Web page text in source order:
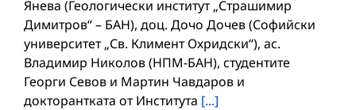
Янева (Геологически институт „Страшимир
Димитров“ – БАН), доц. Дочо Дочев (Софийски
университет „Св. Климент Охридски“), ас.
Владимир Николов (НПМ-БАН), студентите
Георги Севов и Мартин Чавдаров и
докторантката от Института [...]